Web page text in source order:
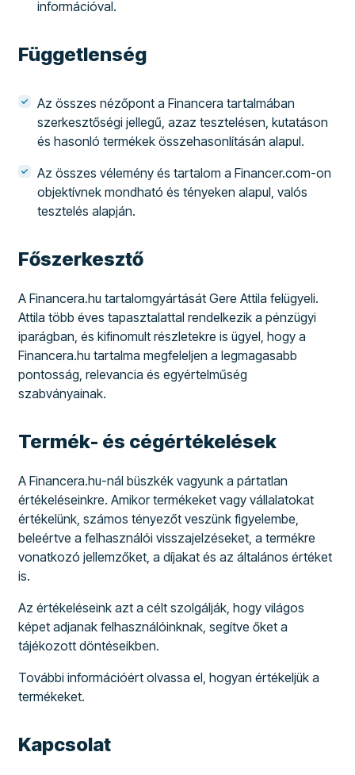
információval.
Függetlenség
Az összes nézőpont a Financera tartalmában
szerkesztőségi jellegű, azaz tesztelésen, kutatáson
és hasonló termékek összehasonlításán alapul.
Az összes vélemény és tartalom a Financer.com-on
objektívnek mondható és tényeken alapul, valós
tesztelés alapján.
Főszerkesztő
A Financera.hu tartalomgyártását Gere Attila felügyeli.
Attila több éves tapasztalattal rendelkezik a pénzügyi
iparágban, és kifinomult részletekre is ügyel, hogy a
Financera.hu tartalma megfeleljen a legmagasabb
pontosság, relevancia és egyértelműség
szabványainak.
Termék- és cégértékelések
A Financera.hu-nál büszkék vagyunk a pártatlan
értékeléseinkre. Amikor termékeket vagy vállalatokat
értékelünk, számos tényezőt veszünk figyelembe,
beleértve a felhasználói visszajelzéseket, a termékre
vonatkozó jellemzőket, a díjakat és az általános értéket
is.
Az értékeléseink azt a célt szolgálják, hogy világos
képet adjanak felhasználóinknak, segítve őket a
tájékozott döntéseikben.
További információért olvassa el,hogyan értékeljük a
termékeket.
Kapcsolat